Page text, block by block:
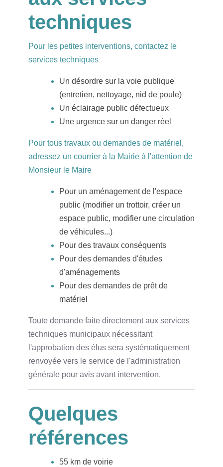
techniques
Pour les petites interventions, contactez le
services techniques
Un désordre sur la voie publique
(entretien, nettoyage, nid de poule)
Un éclairage public défectueux
Une urgence sur un danger réel
Pour tous travaux ou demandes de matériel,
adressez un courrier à la Mairie à l'attention de
Monsieur le Maire
Pour un aménagement de l'espace
public (modifier un trottoir, créer un
espace public, modifier une circulation
de véhicules...)
Pour des travaux conséquents
Pour des demandes d'études
d'aménagements
Pour des demandes de prêt de
matériel
Toute demande faite directement aux services
techniques municipaux nécessitant
l'approbation des élus sera systématiquement
renvoyée vers le service de l'administration
générale pour avis avant intervention.
Quelques
références
55 km de voirie